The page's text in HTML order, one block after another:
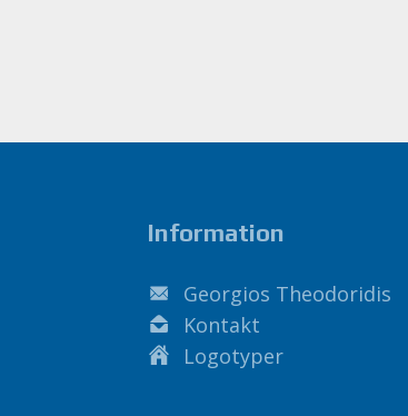
Information
Georgios Theodoridis
Kontakt
Logotyper